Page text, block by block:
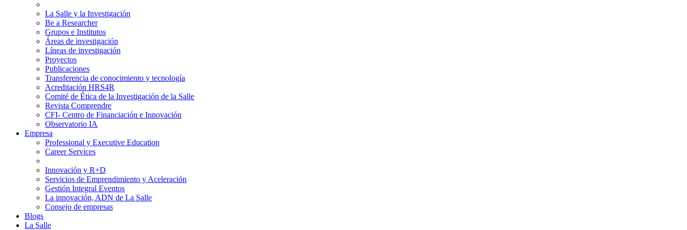
La Salle y la Investigación
Be a Researcher
Grupos e Institutos
Áreas de investigación
Líneas de investigación
Proyectos
Publicaciones
Transferencia de conocimiento y tecnología
Acreditación HRS4R
Comité de Ética de la Investigación de la Salle
Revista Comprendre
CFI- Centro de Financiación e Innovación
Observatorio IA
Empresa
Professional y Executive Education
Career Services
Innovación y R+D
Servicios de Emprendimiento y Aceleración
Gestión Integral Eventos
La innovación, ADN de La Salle
Consejo de empresas
Blogs
La Salle